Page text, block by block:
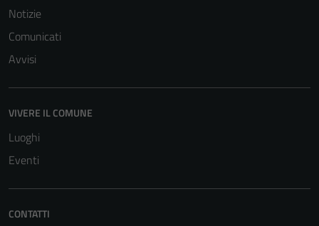
Notizie
Comunicati
Avvisi
VIVERE IL COMUNE
Luoghi
Eventi
CONTATTI